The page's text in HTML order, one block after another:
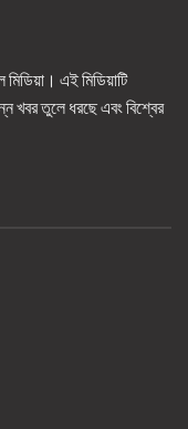
এই মিডিয়াটি
খবর তুলে ধরছে এবং বিশ্বের